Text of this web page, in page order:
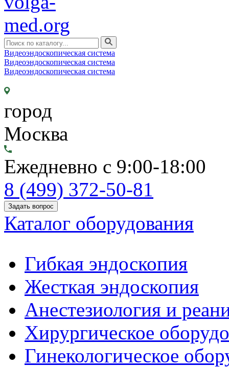
Видеоэндоскопическая система
Видеоэндоскопическая система
Видеоэндоскопическая система
город
Москва
Ежедневно с 9:00-18:00
8 (499) 372-50-81
Задать вопрос
Каталог оборудования
Гибкая эндоскопия
Жесткая эндоскопия
Анестезиология и
Хирургическое
Гинекологическое